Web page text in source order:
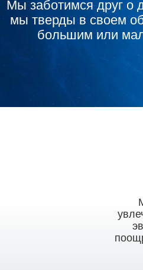
Мы заботимся друг о
мы тверды в своем
большим или